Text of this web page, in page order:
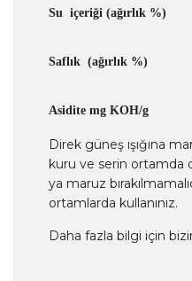
Su içeriği (ağırlık %)
Saflık (ağırlık %)
Asidite mg KOH/g
Direk güneş ışığına
kuru ve serin ortamda
ya maruz
ortamlarda kullanınız.
Daha fazla bilgi için